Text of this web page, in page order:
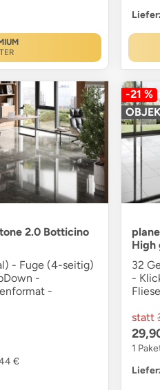
2.0 Botticino
- Fuge (4-seitig)
-
-
€
-21 %
High
32
-
statt
1